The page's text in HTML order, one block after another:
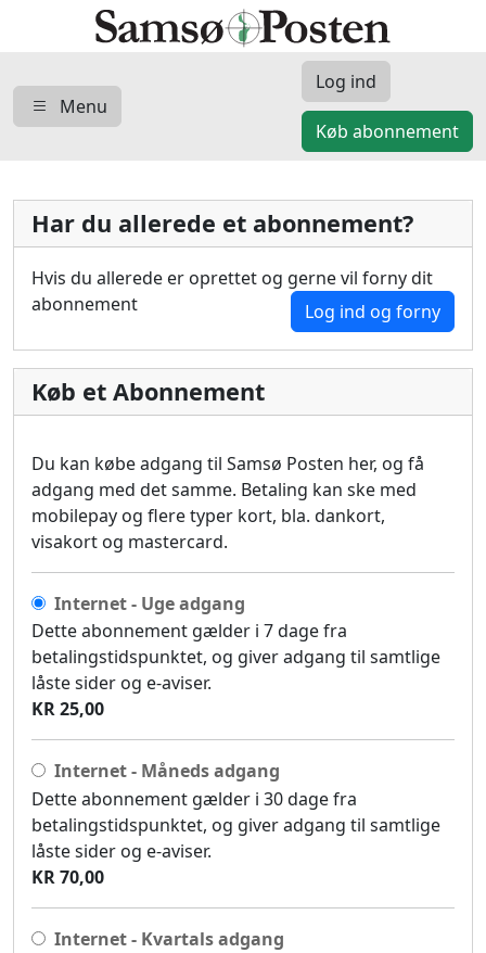
Menu
Log ind
Køb abonnement
Har du allerede et abonnement?
Hvis du allerede er oprettet og gerne vil forny dit
abonnement
Log ind og forny
Køb et Abonnement
Du kan købe adgang til Samsø Posten her, og få
adgang med det samme. Betaling kan ske med
mobilepay og flere typer kort, bla. dankort,
visakort og mastercard.
Internet - Uge adgang
Dette abonnement gælder i 7 dage fra
betalingstidspunktet, og giver adgang til samtlige
låste sider og e-aviser.
KR 25,00
Internet - Måneds adgang
Dette abonnement gælder i 30 dage fra
betalingstidspunktet, og giver adgang til samtlige
låste sider og e-aviser.
KR 70,00
Internet - Kvartals adgang